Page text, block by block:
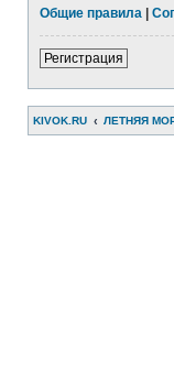
Общие правила
Регистрация
KIVOK.RU ЛЕТНЯЯ